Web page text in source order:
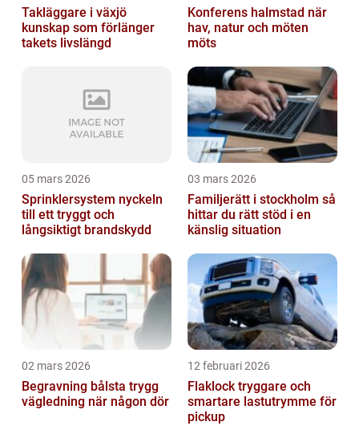
Takläggare i växjö
kunskap som förlänger
takets livslängd
Konferens halmstad när
hav, natur och möten
möts
05 mars 2026
Sprinklersystem nyckeln
till ett tryggt och
långsiktigt brandskydd
03 mars 2026
Familjerätt i stockholm så
hittar du rätt stöd i en
känslig situation
02 mars 2026
Begravning bålsta trygg
vägledning när någon dör
12 februari 2026
Flaklock tryggare och
smartare lastutrymme för
pickup